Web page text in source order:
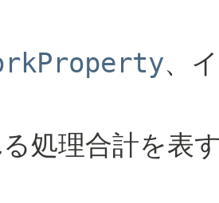
、
処理合計を表